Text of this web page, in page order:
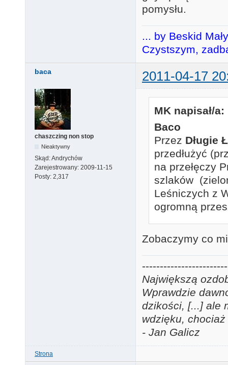
pomysłu.
... by Beskid
Czystszym,
baca 2011-04-17
chaszczing non stop
Nieaktywny
Skąd:Andrychów
Zarejestrowany: 2009-11-15
Posty: 2,317
MK napisał/a:
Baco
Przez Długie
przedłużyć
na przełęczy
szlaków
Leśniczych z
ogromną
Zobaczymy co
Największą
Wprawdzie
dzikości, [...] ale
wdzięku,
- Jan Galicz
Strona